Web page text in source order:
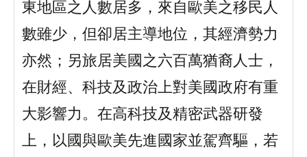
東地區之人數居多，來自歐美之移民人
數雖少，但卻居主導地位，其經濟勢力
亦然；另旅居美國之六百萬猶裔人士，
在財經、科技及政治上對美國政府有重
大影響力。在高科技及精密武器研發
上，以國與歐美先進國家並駕齊驅，若